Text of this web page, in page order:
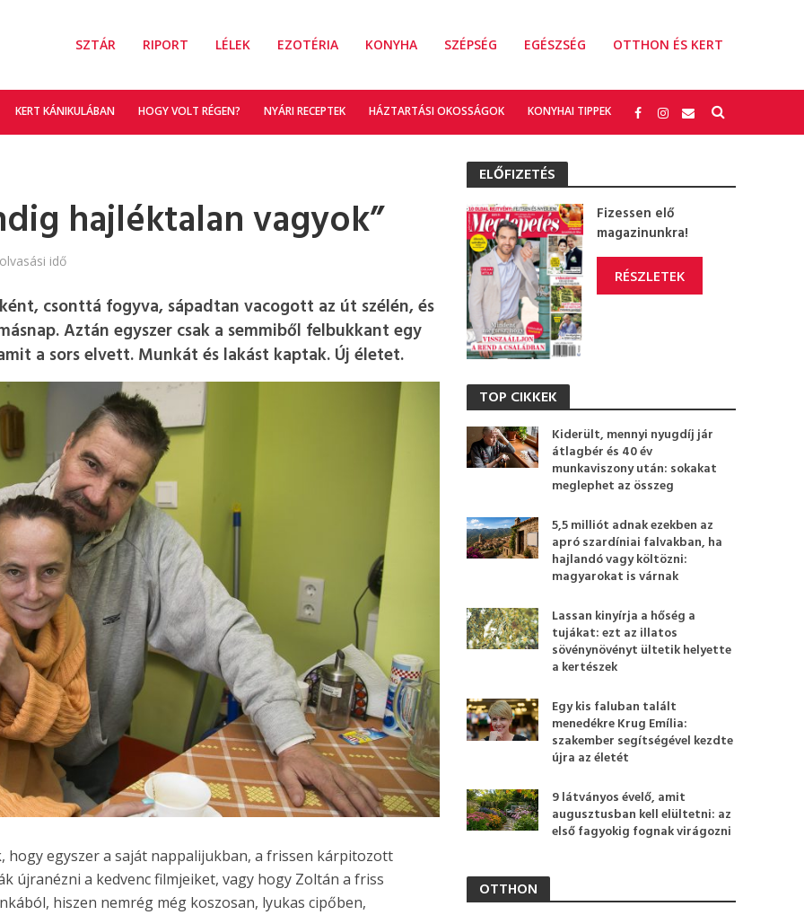
SZTÁR RIPORT LÉLEK EZOTÉRIA KONYHA SZÉPSÉG EGÉSZSÉG OTTHON ÉS KERT
KERT KÁNIKULÁBAN HOGY VOLT RÉGEN? NYÁRI RECEPTEK HÁZTARTÁSI OKOSSÁGOK KONYHAI TIPPEK
hajléktalan vagyok”
idő
csonttá fogyva, sápadtan vacogott az út szélén, és
Aztán egyszer csak a semmiből felbukkant egy
a sors elvett. Munkát és lakást kaptak. Új életet.
hogy egyszer a saját nappalijukban, a frissen kárpitozott
újranézni a kedvenc filmjeiket, vagy hogy Zoltán a friss
hiszen nemrég még koszosan, lyukas cipőben,
ELŐFIZETÉS
Fizessen elő
magazinunkra!
RÉSZLETEK
TOP CIKKEK
Kiderült, mennyi nyugdíj jár
átlagbér és 40 év
munkaviszony után: sokakat
meglephet az összeg
5,5 milliót adnak ezekben az
apró szardíniai falvakban, ha
hajlandó vagy költözni:
magyarokat is várnak
Lassan kinyírja a hőség a
tujákat: ezt az illatos
sövénynövényt ültetik helyette
a kertészek
Egy kis faluban talált
menedékre Krug Emília:
szakember segítségével kezdte
újra az életét
9 látványos évelő, amit
augusztusban kell elültetni: az
első fagyokig fognak virágozni
OTTHON